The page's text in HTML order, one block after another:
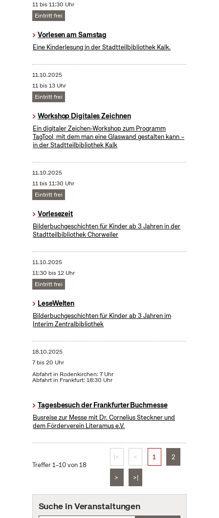
11 bis 11:30 Uhr
Eintritt frei
Vorlesen am Samstag
Eine Kinderlesung in der Stadtteilbibliothek Kalk.
11.10.2025
11 bis 13 Uhr
Eintritt frei
Workshop Digitales Zeichnen
Ein digitaler Zeichen-Workshop zum Programm
TagTool, mit dem man eine Glaswand gestalten kann –
in der Stadtteilbibliothek Kalk
11.10.2025
11 bis 11:30 Uhr
Eintritt frei
Vorlesezeit
Bilderbuchgeschichten für Kinder ab 3 Jahren in der
Stadtteilbibliothek Chorweiler
11.10.2025
11:30 bis 12 Uhr
Eintritt frei
LeseWelten
Bilderbuchgeschichten für Kinder ab 3 Jahren im
Interim Zentralbibliothek
18.10.2025
7 bis 20 Uhr
Abfahrt in Rodenkirchen: 7 Uhr
Abfahrt in Frankfurt: 18:30 Uhr
Tagesbesuch der Frankfurter Buchmesse
Busreise zur Messe mit Dr. Cornelius Steckner und
dem Förderverein Literamus e.V.
Treffer 1–10 von 18
|< < 1 2
> >|
Suche in Veranstaltungen